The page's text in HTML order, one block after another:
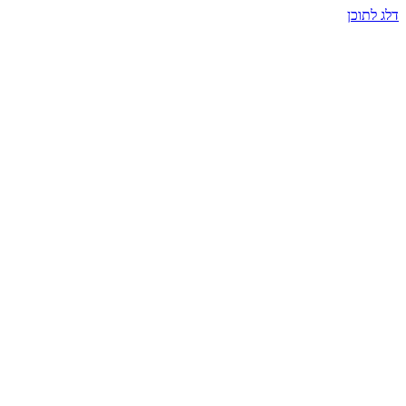
דלג לתוכן